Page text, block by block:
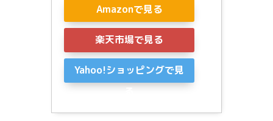
Amazonで見る
楽天市場で見る
Yahoo!ショッピングで見